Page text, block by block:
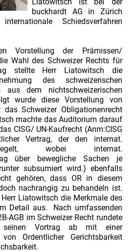
buckhardt AG in Zürich
Schiedsverfahren
Vorstellung der Prämissen/
Wahl des Schweizer Rechts für
stellte Herr Liatowitsch die
des schweizerischen
aus dem nichtschweizerischen
wurde diese Vorstellung von
das Schweizer Obligationenrecht
machte das Auditorium darauf
CISG/ UN-Kaufrecht (Anm:CISG
Vertrag, der den internat.
wobei internat.
über bewegliche Sachen je
subsumiert wird.) ebenfalls
gehören, dass OR in diesem
nachrangig zu behandeln ist.
Liatowitsch die Merkmale des
Detail aus. Nach umfassenden
AGB im Schweizer Recht rundete
seinen Vortrag ab mit einer
von Ordentlicher Gerichtsbarkeit